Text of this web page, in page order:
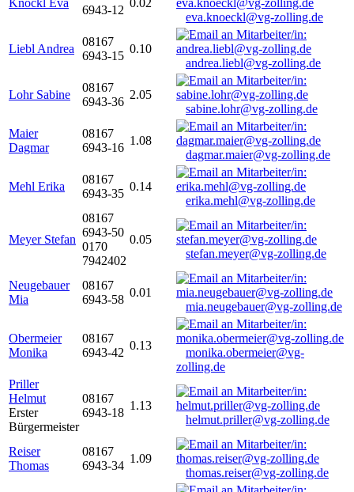
Knöckl Eva
6943-12
0.02
eva.knoeckl@vg-zolling.de
Liebl Andrea
08167
6943-15
0.10
andrea.liebl@vg-zolling.de
Lohr Sabine
08167
6943-36
2.05
sabine.lohr@vg-zolling.de
Maier
Dagmar
08167
6943-16
1.08
dagmar.maier@vg-zolling.de
Mehl Erika
08167
6943-35
0.14
erika.mehl@vg-zolling.de
Meyer Stefan
08167
6943-50
0170
7942402
0.05
stefan.meyer@vg-zolling.de
Neugebauer
Mia
08167
6943-58
0.01
mia.neugebauer@vg-zolling.de
Obermeier
Monika
08167
6943-42
0.13
monika.obermeier@vg-
zolling.de
Priller
Helmut
Erster
Bürgermeister
08167
6943-18
1.13
helmut.priller@vg-zolling.de
Reiser
Thomas
08167
6943-34
1.09
thomas.reiser@vg-zolling.de